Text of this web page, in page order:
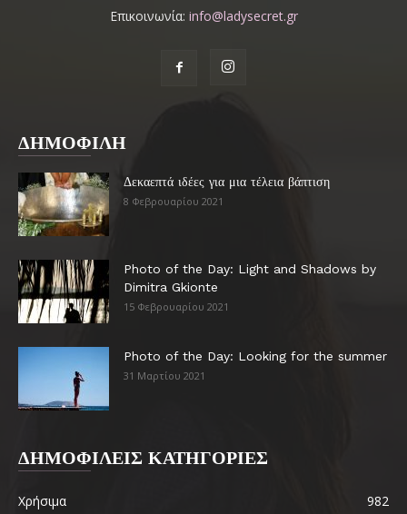
Επικοινωνία: info@ladysecret.gr
ΔΗΜΟΦΙΛΗ
Δεκαεπτά ιδέες για μια τέλεια βάπτιση
8 Φεβρουαρίου 2021
Photo of the Day: Light and Shadows by
Dimitra Gkionte
15 Φεβρουαρίου 2021
Photo of the Day: Looking for the summer
31 Μαρτίου 2021
ΔΗΜΟΦΙΛΕΙΣ ΚΑΤΗΓΟΡΙΕΣ
Χρήσιμα 982